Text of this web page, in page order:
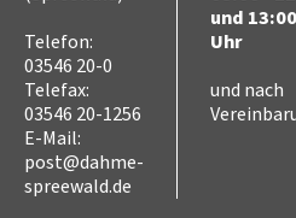
Telefon:
03546 20-0
Telefax:
03546 20-1256
E-Mail:
post@dahme-
spreewald.de
und
Uhr
und nach